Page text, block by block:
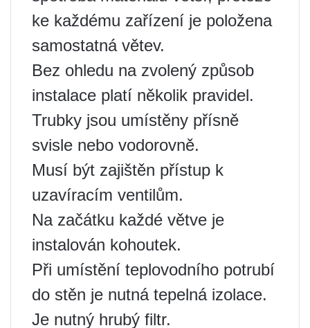
ke každému zařízení je položena
samostatná větev.
Bez ohledu na zvolený způsob
instalace platí několik pravidel.
Trubky jsou umístěny přísně
svisle nebo vodorovně.
Musí být zajištěn přístup k
uzavíracím ventilům.
Na začátku každé větve je
instalován kohoutek.
Při umístění teplovodního potrubí
do stěn je nutná tepelná izolace.
Je nutný hrubý filtr.